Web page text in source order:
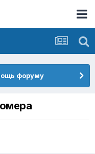
форуму